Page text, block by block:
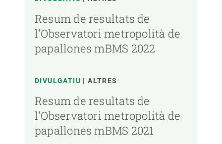
Resum de resultats de
l'Observatori metropolità de
papallones mBMS 2022
DIVULGATIU ALTRES
Resum de resultats de
l'Observatori metropolità de
papallones mBMS 2021